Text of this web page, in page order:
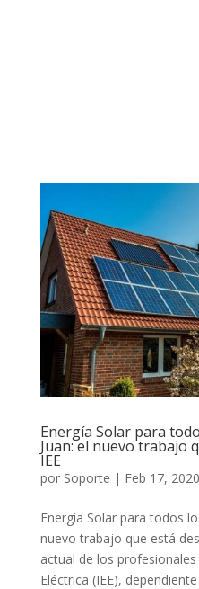
Energía Solar para
Juan: el nuevo trabajo
IEE
por Soporte | Feb 17, 2020
Energía Solar para todos
nuevo trabajo que está
actual de los
Eléctrica (IEE),